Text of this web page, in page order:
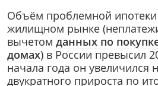
Объём проблемной
жилищном рынке
вычетом данных по
домах) в России превысил
начала года он увеличился
двукратного прироста по